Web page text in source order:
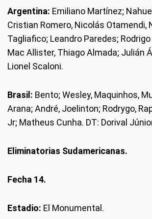
Argentina: Emiliano Martínez;
Cristian Romero, Nicolás Otamendi,
Tagliafico; Leandro Paredes; Rodrigo
Mac Allister, Thiago Almada; Julián
Lionel Scaloni.
Brasil: Bento; Wesley, Maquinhos,
Arana; André, Joelinton; Rodrygo,
Jr; Matheus Cunha. DT: Dorival
Eliminatorias Sudamericanas.
Fecha 14.
Estadio: El Monumental.